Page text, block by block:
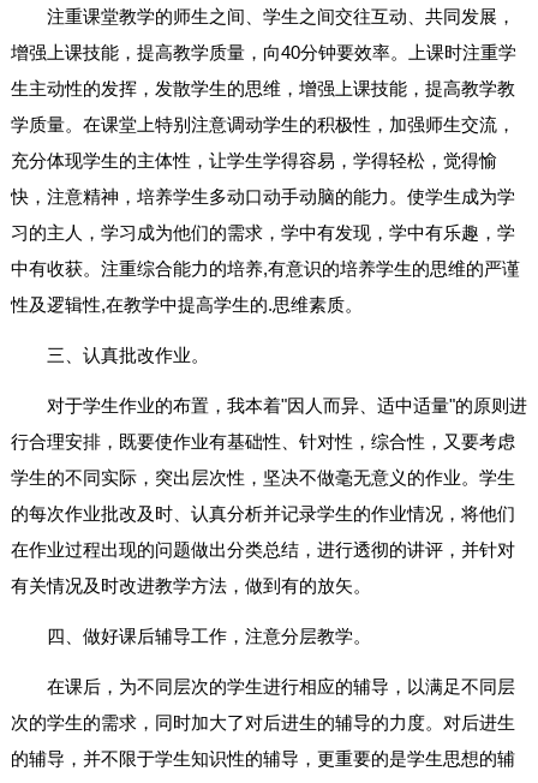
注重课堂教学的师生之间、学生之间交往互动、共同发展，
增强上课技能，提高教学质量，向40分钟要效率。上课时注重学
生主动性的发挥，发散学生的思维，增强上课技能，提高教学教
学质量。在课堂上特别注意调动学生的积极性，加强师生交流，
充分体现学生的主体性，让学生学得容易，学得轻松，觉得愉
快，注意精神，培养学生多动口动手动脑的能力。使学生成为学
习的主人，学习成为他们的需求，学中有发现，学中有乐趣，学
中有收获。注重综合能力的培养,有意识的培养学生的思维的严谨
性及逻辑性,在教学中提高学生的.思维素质。
三、认真批改作业。
对于学生作业的布置，我本着"因人而异、适中适量"的原则进
行合理安排，既要使作业有基础性、针对性，综合性，又要考虑
学生的不同实际，突出层次性，坚决不做毫无意义的作业。学生
的每次作业批改及时、认真分析并记录学生的作业情况，将他们
在作业过程出现的问题做出分类总结，进行透彻的讲评，并针对
有关情况及时改进教学方法，做到有的放矢。
四、做好课后辅导工作，注意分层教学。
在课后，为不同层次的学生进行相应的辅导，以满足不同层
次的学生的需求，同时加大了对后进生的辅导的力度。对后进生
的辅导，并不限于学生知识性的辅导，更重要的是学生思想的辅